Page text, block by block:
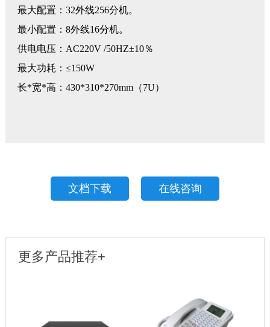
最大配置：32外线256分机。
最小配置：8外线16分机。
供电电压：AC220V /50HZ±10％
最大功耗：≤150W
长*宽*高：430*310*270mm（7U）
文档下载 在线咨询
更多产品推荐+